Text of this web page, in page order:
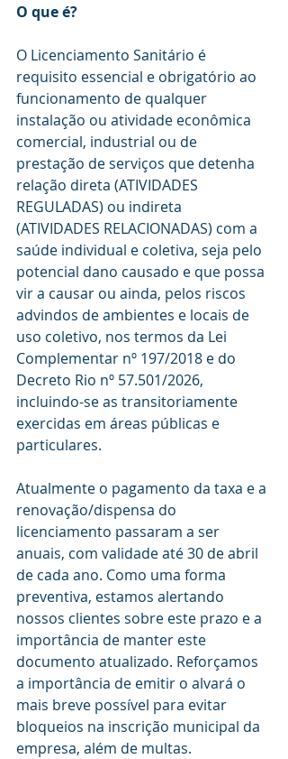
O que é?
O Licenciamento Sanitário é
requisito essencial e obrigatório ao
funcionamento de qualquer
instalação ou atividade econômica
comercial, industrial ou de
prestação de serviços que detenha
relação direta (ATIVIDADES
REGULADAS) ou indireta
(ATIVIDADES RELACIONADAS) com a
saúde individual e coletiva, seja pelo
potencial dano causado e que possa
vir a causar ou ainda, pelos riscos
advindos de ambientes e locais de
uso coletivo, nos termos da Lei
Complementar nº 197/2018 e do
Decreto Rio nº 57.501/2026,
incluindo-se as transitoriamente
exercidas em áreas públicas e
particulares.
Atualmente o pagamento da taxa e a
renovação/dispensa do
licenciamento passaram a ser
anuais, com validade até 30 de abril
de cada ano. Como uma forma
preventiva, estamos alertando
nossos clientes sobre este prazo e a
importância de manter este
documento atualizado. Reforçamos
a importância de emitir o alvará o
mais breve possível para evitar
bloqueios na inscrição municipal da
empresa, além de multas.